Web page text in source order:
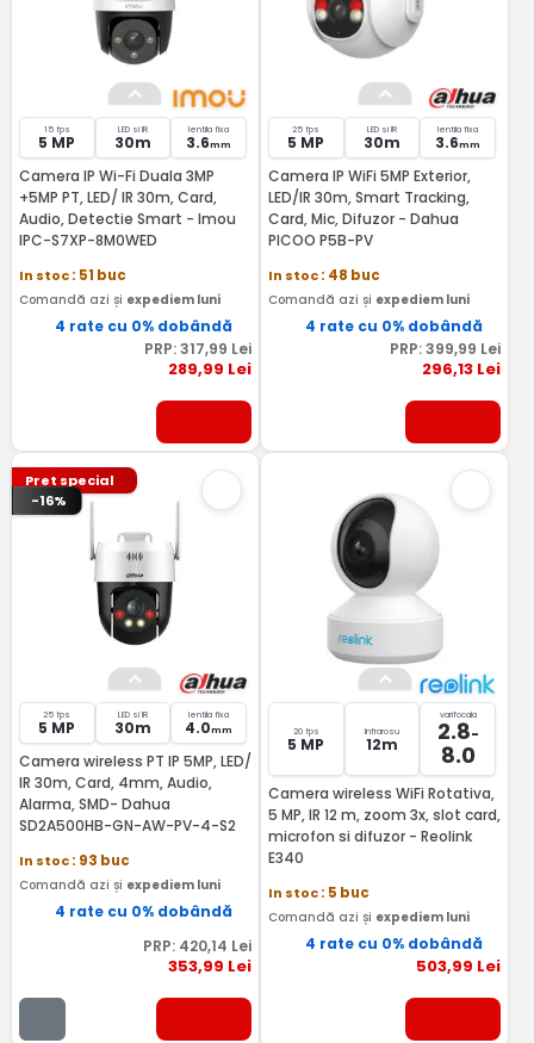
15 fps
5 MP
LED si IR
30m
lentila fixa
3.6mm
Camera IP Wi-Fi Duala 3MP
+5MP PT, LED/ IR 30m, Card,
Audio, Detectie Smart - Imou
IPC-S7XP-8M0WED
In stoc: 51 buc
Comandă azi și expediem luni
4 rate cu 0% dobândă
PRP:317,99 Lei
289,99 Lei
25 fps
5 MP
LED si IR
30m
lentila fixa
3.6mm
Camera IP WiFi 5MP Exterior,
LED/IR 30m, Smart Tracking,
Card, Mic, Difuzor - Dahua
PICOO P5B-PV
In stoc: 48 buc
Comandă azi și expediem luni
4 rate cu 0% dobândă
PRP:399,99 Lei
296,13 Lei
Pret special
-16%
25 fps
5 MP
LED si IR
30m
lentila fixa
4.0mm
Camera wireless PT IP 5MP, LED/
IR 30m, Card, 4mm, Audio,
Alarma, SMD- Dahua
SD2A500HB-GN-AW-PV-4-S2
In stoc: 93 buc
Comandă azi și expediem luni
4 rate cu 0% dobândă
PRP: 420,14 Lei
353,99 Lei
20 fps
5 MP
Infrarosu
12m
varifocala
2.8-
8.0
Camera wireless WiFi Rotativa,
5 MP, IR 12 m, zoom 3x, slot card,
microfon si difuzor - Reolink
E340
In stoc: 5 buc
Comandă azi și expediem luni
4 rate cu 0% dobândă
503,99 Lei